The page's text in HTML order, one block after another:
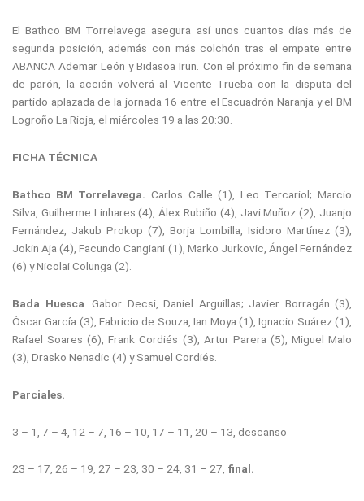
El Bathco BM Torrelavega asegura así unos cuantos días más de
segunda posición, además con más colchón tras el empate entre
ABANCA Ademar León y Bidasoa Irun. Con el próximo fin de semana
de parón, la acción volverá al Vicente Trueba con la disputa del
partido aplazada de la jornada 16 entre el Escuadrón Naranja y el BM
Logroño La Rioja, el miércoles 19 a las 20:30.
FICHA TÉCNICA
Bathco BM Torrelavega. Carlos Calle (1), Leo Tercariol; Marcio
Silva, Guilherme Linhares (4), Álex Rubiño (4), Javi Muñoz (2), Juanjo
Fernández, Jakub Prokop (7), Borja Lombilla, Isidoro Martínez (3),
Jokin Aja (4), Facundo Cangiani (1), Marko Jurkovic, Ángel Fernández
(6) y Nicolai Colunga (2).
Bada Huesca . Gabor Decsi, Daniel Arguillas; Javier Borragán (3),
Óscar García (3), Fabricio de Souza, Ian Moya (1), Ignacio Suárez (1),
Rafael Soares (6), Frank Cordiés (3), Artur Parera (5), Miguel Malo
(3), Drasko Nenadic (4) y Samuel Cordiés.
Parciales.
3 – 1, 7 – 4, 12 – 7, 16 – 10, 17 – 11, 20 – 13, descanso
23 – 17, 26 – 19, 27 – 23, 30 – 24, 31 – 27, final.